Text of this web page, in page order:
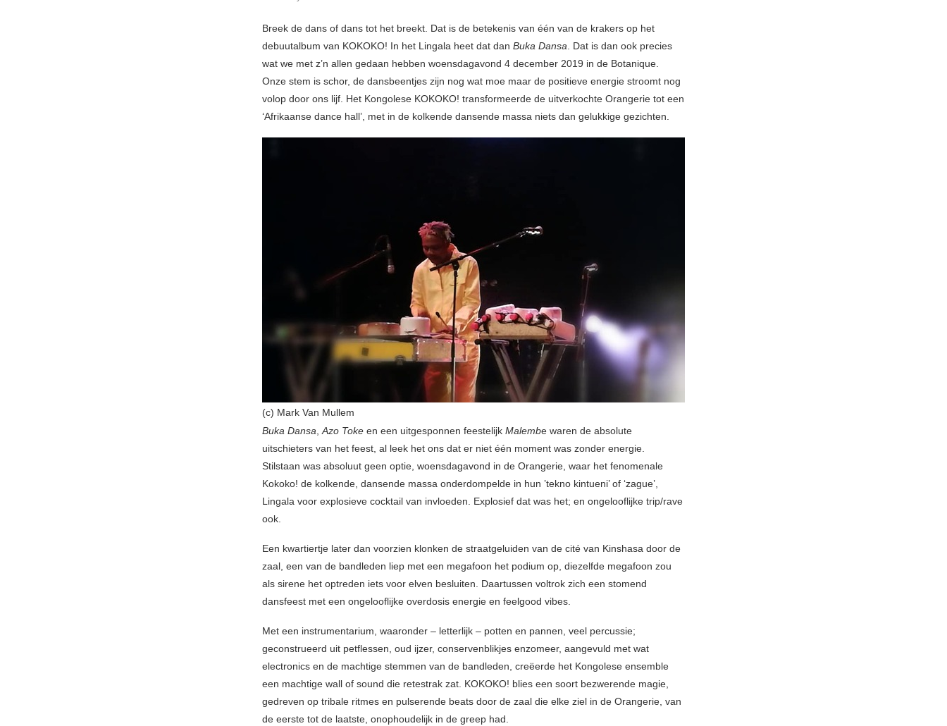
Breek de dans of dans tot het breekt. Dat is de betekenis van één van de krakers op het
debuutalbum van KOKOKO! In het Lingala heet dat dan Buka Dansa. Dat is dan ook precies
wat we met z’n allen gedaan hebben woensdagavond 4 december 2019 in de Botanique.
Onze stem is schor, de dansbeentjes zijn nog wat moe maar de positieve energie stroomt nog
volop door ons lijf. Het Kongolese KOKOKO! transformeerde de uitverkochte Orangerie tot een
‘Afrikaanse dance hall’, met in de kolkende dansende massa niets dan gelukkige gezichten.
(c) Mark Van Mullem
Buka Dansa,Azo Toke en een uitgesponnen feestelijk Malembe waren de absolute
uitschieters van het feest, al leek het ons dat er niet één moment was zonder energie.
Stilstaan was absoluut geen optie, woensdagavond in de Orangerie, waar het fenomenale
Kokoko! de kolkende, dansende massa onderdompelde in hun ’tekno kintueni’ of ‘zague’,
Lingala voor explosieve cocktail van invloeden. Explosief dat was het; en ongelooflijke trip/rave
ook.
Een kwartiertje later dan voorzien klonken de straatgeluiden van de cité van Kinshasa door de
zaal, een van de bandleden liep met een megafoon het podium op, diezelfde megafoon zou
als sirene het optreden iets voor elven besluiten. Daartussen voltrok zich een stomend
dansfeest met een ongelooflijke overdosis energie en feelgood vibes.
Met een instrumentarium, waaronder – letterlijk – potten en pannen, veel percussie;
geconstrueerd uit petflessen, oud ijzer, conservenblikjes enzomeer, aangevuld met wat
electronics en de machtige stemmen van de bandleden, creëerde het Kongolese ensemble
een machtige wall of sound die retestrak zat. KOKOKO! blies een soort bezwerende magie,
gedreven op tribale ritmes en pulserende beats door de zaal die elke ziel in de Orangerie, van
de eerste tot de laatste, onophoudelijk in de greep had.